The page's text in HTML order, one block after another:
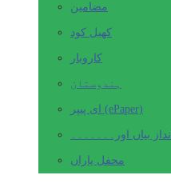
مضامین
کھیل کود
کاروبار
ہندوستان
ای پیپر (ePaper)
انداز بیاں اور۔۔۔۔۔۔۔
محفل یاراں